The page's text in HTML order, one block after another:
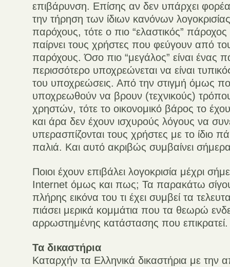
επιβάρυνση. Επίσης αν δεν υπάρχει
την τήρηση των ίδιων κανόνων
παρόχους, τότε ο πιο “ελαστικός” πάροχος
παίρνει τους χρήστες που φεύγουν από
παρόχους. Όσο πιο “μεγάλος” είναι ένας
περισσότερο υποχρεώνεται να είναι
του υποχρεώσεις. Από την στιγμή όμως
υποχρεωθούν να βρουν (τεχνικούς)
χρηστών, τότε το οικονομικό βάρος το
και άρα δεν έχουν ισχυρούς λόγους να
υπερασπίζονται τους χρήστες με το ίδιο
παλιά. Και αυτό ακριβώς συμβαίνει
Ποιοι έχουν επιβάλει λογοκρισία μέχρι
Internet όμως και πως; Τα παρακάτω
πλήρης εικόνα του τι έχει συμβεί τα
πιάσει μερικά κομμάτια που τα θεωρώ
αρρωστημένης κατάστασης που επικρατεί.
Τα δικαστήρια
Καταρχήν τα Ελληνικά δικαστήρια με